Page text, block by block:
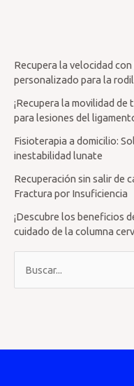
Recupera la velocidad
personalizado para la
¡Recupera la movilidad
para lesiones del
Fisioterapia a domicilio:
inestabilidad lunate
Recuperación sin salir de
Fractura por Insuficiencia
¡Descubre los beneficios
cuidado de la columna